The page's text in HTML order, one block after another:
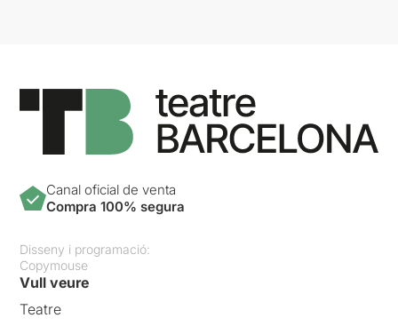
Canal oficial de venta
Compra 100% segura
Disseny i programació:
Copymouse
Vull veure
Teatre